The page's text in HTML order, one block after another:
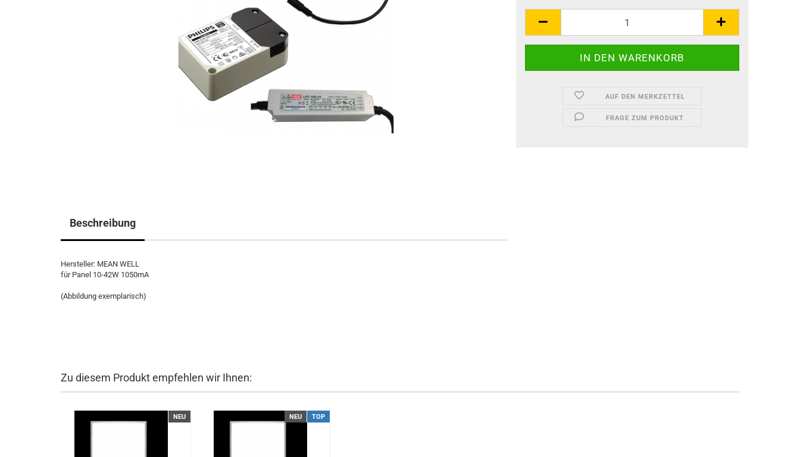
AUF DEN MERKZETTEL
FRAGE ZUM PRODUKT
Beschreibung
Hersteller: MEAN WELL
für Panel 10-42W 1050mA
(Abbildung exemplarisch)
Zu diesem Produkt empfehlen wir Ihnen:
NEU NEU TOP